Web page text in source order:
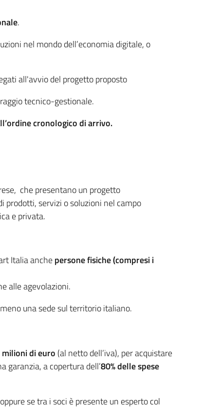
.
nel mondo dell’economia digitale, o
all'avvio del progetto proposto
tecnico-gestionale.
cronologico di arrivo.
che presentano un progetto
servizi o soluzioni nel campo
e privata.
Italia anchepersone fisiche (compresi i
alle agevolazioni.
una sede sul territorio italiano.
di euro (al netto dell’iva), per acquistare
garanzia, a copertura dell’80% delle spese
se tra i soci è presente un esperto col